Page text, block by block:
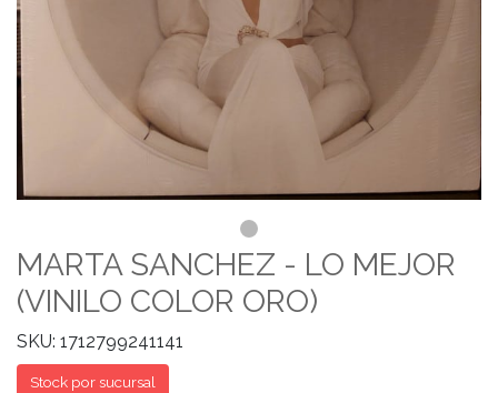
MARTA SANCHEZ - LO MEJOR
(VINILO COLOR ORO)
SKU: 1712799241141
Stock por sucursal